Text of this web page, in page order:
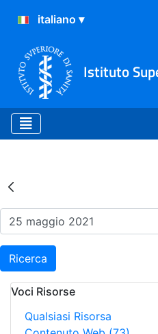
Istituto
Risultati
Ricerca
Voci Risorse
Qualsiasi Risorsa